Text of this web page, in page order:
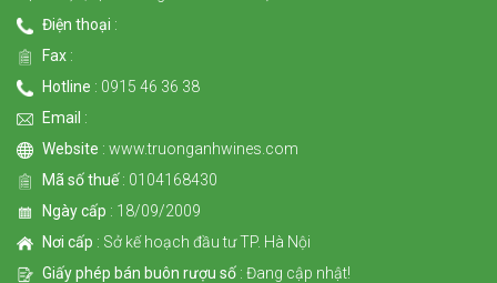
Điện thoại :
Fax :
Hotline : 0915 46 36 38
Email :
Website : www.truonganhwines.com
Mã số thuế : 0104168430
Ngày cấp : 18/09/2009
Nơi cấp : Sở kế hoạch đầu tư TP. Hà Nội
Giấy phép bán buôn rượu số : Đang cập nhật!